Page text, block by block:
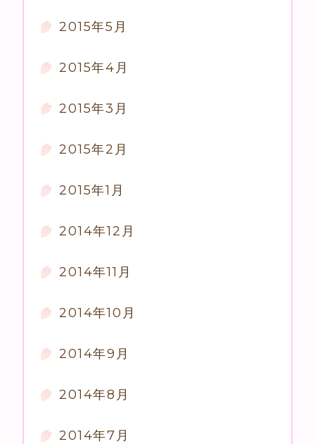
2015年5月
2015年4月
2015年3月
2015年2月
2015年1月
2014年12月
2014年11月
2014年10月
2014年9月
2014年8月
2014年7月